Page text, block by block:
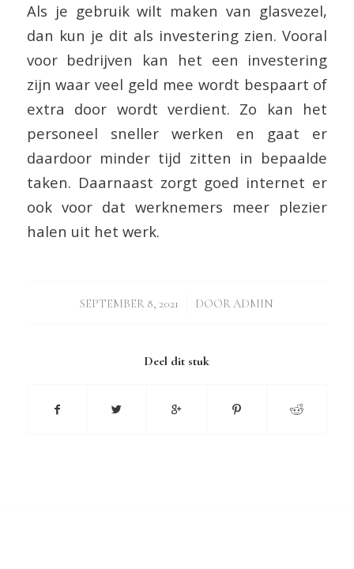
Als je gebruik wilt maken van glasvezel,
dan kun je dit als investering zien. Vooral
voor bedrijven kan het een investering
zijn waar veel geld mee wordt bespaart of
extra door wordt verdient. Zo kan het
personeel sneller werken en gaat er
daardoor minder tijd zitten in bepaalde
taken. Daarnaast zorgt goed internet er
ook voor dat werknemers meer plezier
halen uit het werk.
SEPTEMBER 8, 2021
/ DOORADMIN
Deel dit stuk